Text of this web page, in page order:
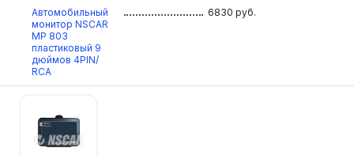
Автомобильный
монитор NSCAR
МР 803
пластиковый 9
дюймов 4PIN/
RCA
6830 руб.